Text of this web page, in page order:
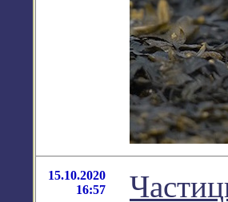
15.10.2020
16:57